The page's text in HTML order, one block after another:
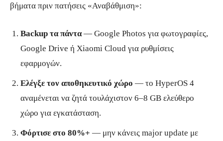
βήματα πριν πατήσεις «Αναβάθμιση»:
Backup τα πάντα— Google Photos για φωτογραφίες,
Google Drive ή Xiaomi Cloud για ρυθμίσεις
εφαρμογών.
Ελέγξε τον αποθηκευτικό χώρο — το HyperOS 4
αναμένεται να ζητά τουλάχιστον 6–8 GB ελεύθερο
χώρο για εγκατάσταση.
Φόρτισε στο 80%+ — μην κάνεις major update με